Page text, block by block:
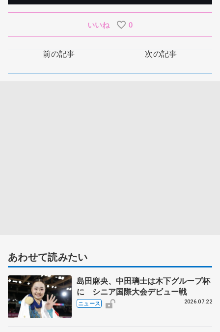
いいね 0
前の記事 次の記事
あわせて読みたい
島田麻央、中田璃士は木下グループ杯
に シニア国際大会デビュー戦
ニュース 2026.07.22